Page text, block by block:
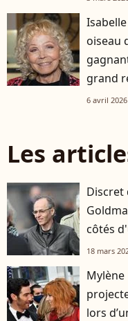
oiseau
grand
6 avril 2026
Les
Discret
côtés
18 mars
lors